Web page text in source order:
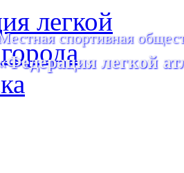
спортивная
легкой